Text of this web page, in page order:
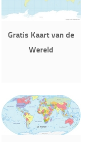
Gratis Kaart van de
Wereld